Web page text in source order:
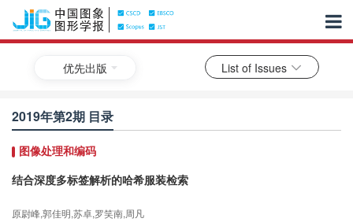
优先出版 List of Issues
2019年第2期 目录
图像处理和编码
结合深度多标签解析的哈希服装检索
原尉峰,郭佳明,苏卓,罗笑南,周凡